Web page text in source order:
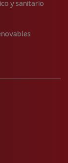
y sanitario